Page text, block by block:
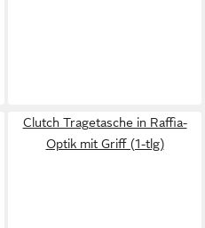
Clutch Tragetasche in Raffia-
Optik mit Griff (1-tlg)